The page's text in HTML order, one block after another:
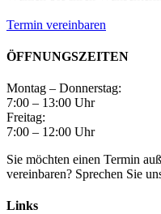
Termin vereinbaren
ÖFFNUNGSZEITEN
Montag – Donnerstag:
7:00 – 13:00 Uhr
Freitag:
7:00 – 12:00 Uhr
Sie möchten einen Termin
vereinbaren? Sprechen Sie
Links